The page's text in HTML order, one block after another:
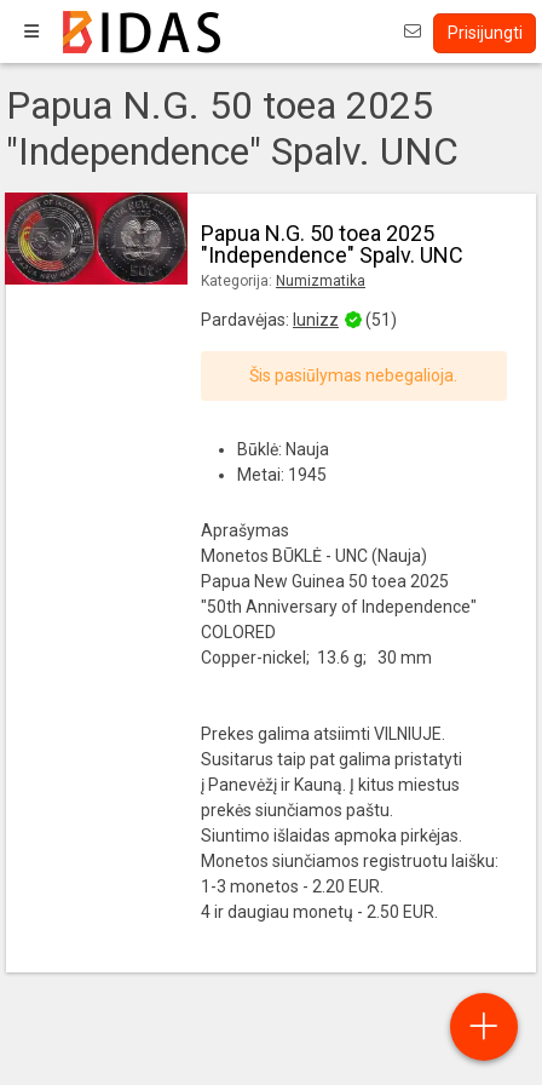
Prisijungti
Papua N.G. 50 toea 2025
"Independence" Spalv. UNC
Papua N.G. 50 toea 2025
"Independence" Spalv. UNC
Kategorija: Numizmatika
Pardavėjas: lunizz (51)
Šis pasiūlymas nebegalioja.
Būklė: Nauja
Metai: 1945
Aprašymas
Monetos BŪKLĖ - UNC (Nauja)
Papua New Guinea 50 toea 2025
"50th Anniversary of Independence"
COLORED
Copper-nickel; 13.6 g; 30 mm
Prekes galima atsiimti VILNIUJE.
Susitarus taip pat galima pristatyti
į Panevėžį ir Kauną. Į kitus miestus
prekės siunčiamos paštu.
Siuntimo išlaidas apmoka pirkėjas.
Monetos siunčiamos registruotu laišku:
1-3 monetos - 2.20 EUR.
4 ir daugiau monetų - 2.50 EUR.